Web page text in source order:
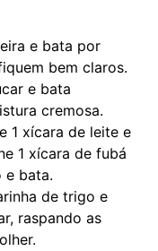
e bata por
bem claros.
e bata
cremosa.
1 xícara de leite e
1 xícara de fubá
e bata.
de trigo e
raspando as